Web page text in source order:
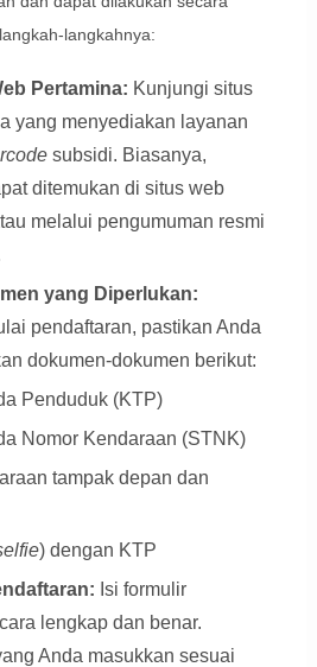
langkahnya:
Pertamina: Kunjungi situs
yang menyediakan layanan
subsidi. Biasanya,
ditemukan di situs web
melalui pengumuman resmi
yang Diperlukan:
pendaftaran, pastikan Anda
dokumen-dokumen berikut:
Penduduk (KTP)
Nomor Kendaraan (STNK)
tampak depan dan
) dengan KTP
Isi formulir
lengkap dan benar.
Anda masukkan sesuai